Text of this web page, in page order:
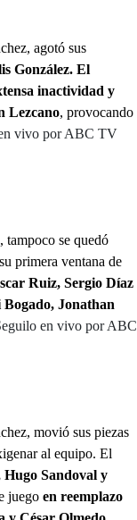
agotó sus
González. El
inactividad y
Lezcano, provocando
vivo por ABC TV
se quedó
primera ventana de
Ruiz, Sergio Díaz
Jonathan
en vivo por ABC
movió sus piezas
al equipo. El
Hugo Sandoval y
juego en reemplazo